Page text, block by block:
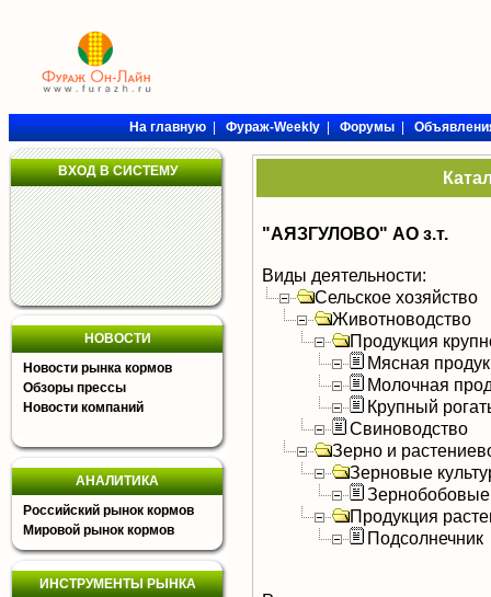
На главную|Фураж-Weekly|Форумы|
ВХОД В СИСТЕМУ
НОВОСТИ
Новости рынка кормов
Обзоры прессы
Новости компаний
АНАЛИТИКА
Российский рынок кормов
Мировой рынок кормов
ИНСТРУМЕНТЫ РЫНКА
"АЯЗГУЛОВО" АО з.т.
Виды деятельности:
Сельское хозяйство
Животноводство
Продукция
Мясная
Молочная
Крупный
Свиноводство
Зерно и
Зерновые
Зернобобовые
Продукция
Подсолнечник